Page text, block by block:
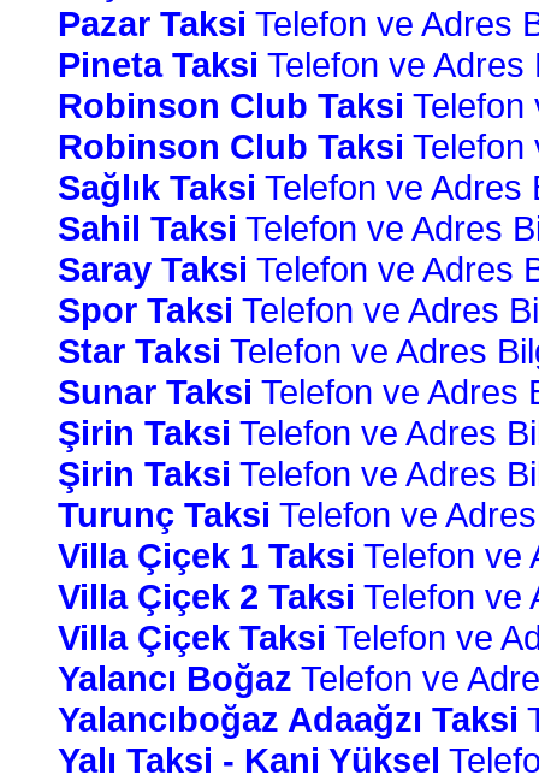
Pazar Taksi Telefon ve Adres
Pineta Taksi Telefon ve Adres
Robinson Club Taksi Telefon
Robinson Club Taksi Telefon
Sağlık Taksi Telefon ve Adres
Sahil Taksi Telefon ve Adres
Saray Taksi Telefon ve Adres
Spor Taksi Telefon ve Adres
Star Taksi Telefon ve Adres
Sunar Taksi Telefon ve Adres
Şirin Taksi Telefon ve Adres
Şirin Taksi Telefon ve Adres
Turunç Taksi Telefon ve
Villa Çiçek 1 Taksi Telefon ve
Villa Çiçek 2 Taksi Telefon ve
Villa Çiçek Taksi Telefon ve
Yalancı Boğaz Telefon ve
Yalancıboğaz Adaağzı Taksi
Yalı Taksi - Kani Yüksel